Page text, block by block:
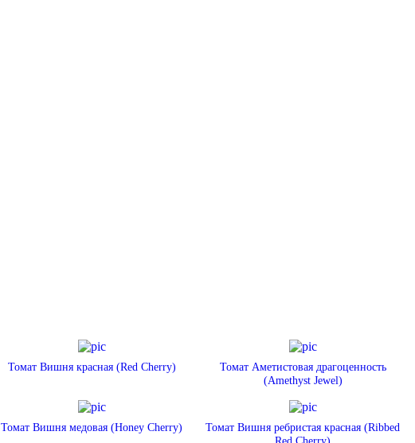
Томат Вишня красная (Red Cherry)
Томат Аметистовая драгоценность
(Amethyst Jewel)
Томат Вишня медовая (Honey Cherry)
Томат Вишня ребристая красная (Ribbed
Red Cherry)